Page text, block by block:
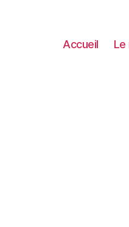
Accueil Le